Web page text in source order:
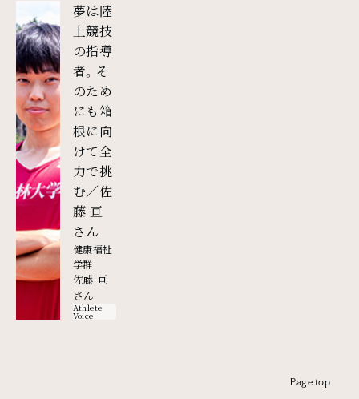
夢は陸
上競技
の指導
者。そ
のため
にも箱
根に向
けて全
力で挑
む／佐
藤 亘
さん外部リンク
健康福祉
学群
佐藤 亘
さん
Athlete
Voice
Page top